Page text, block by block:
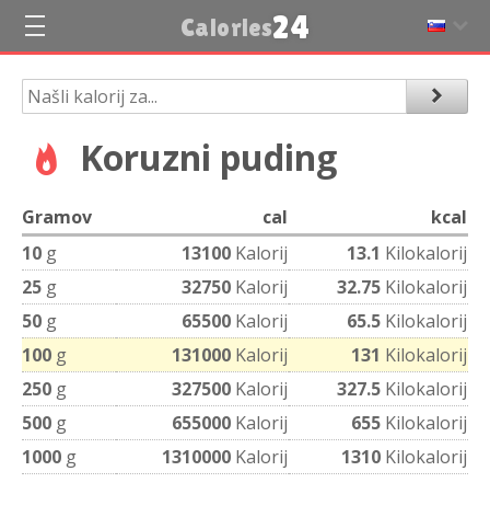
Calories24
Koruzni puding
Gramov cal
kcal
10 g 13100 Kalorij 13.1 Kilokalorij
25 g 32750 Kalorij 32.75 Kilokalorij
50 g 65500 Kalorij 65.5 Kilokalorij
100 g 131000 Kalorij 131 Kilokalorij
250 g 327500 Kalorij 327.5 Kilokalorij
500 g 655000 Kalorij 655 Kilokalorij
1000 g 1310000 Kalorij 1310 Kilokalorij